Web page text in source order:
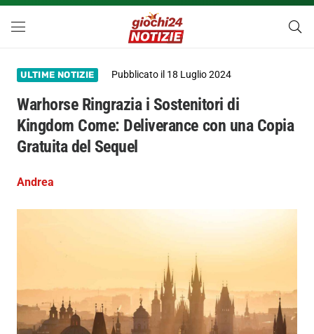
ULTIME NOTIZIE Pubblicato il 18 Luglio 2024
Warhorse Ringrazia i Sostenitori di
Kingdom Come: Deliverance con una Copia
Gratuita del Sequel
Andrea